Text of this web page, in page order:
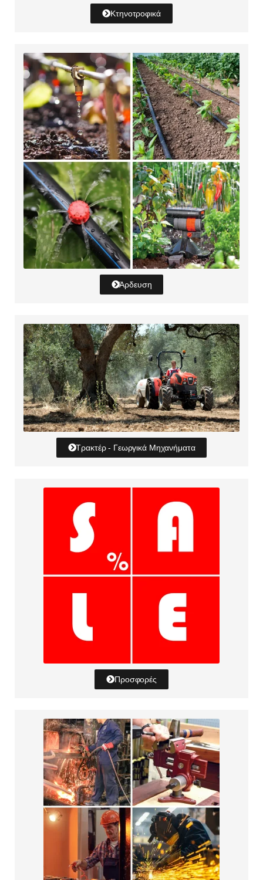
Κτηνοτροφικά
Άρδευση
Τρακτέρ - Γεωργικά Μηχανήματα
Προσφορές